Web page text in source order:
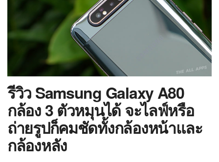
รีวิว Samsung Galaxy A80
กล้อง 3 ตัวหมุนได้ จะไลฟ์หรือ
ถ่ายรูปก็คมชัดทั้งกล้องหน้าและ
กล้องหลัง